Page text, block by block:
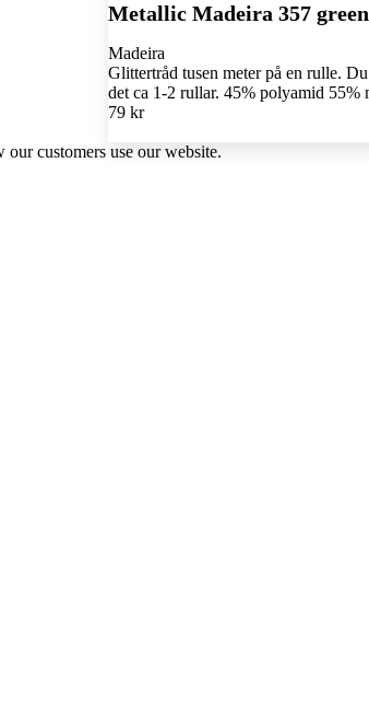
Metallic Madeira 357 green
Madeira
Glittertråd tusen meter på en rulle.
det ca 1-2 rullar. 45% polyamid 55%
79 kr
our customers use our website.